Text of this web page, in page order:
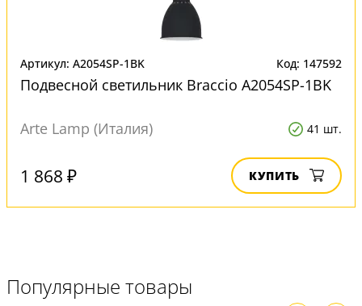
Артикул: A2054SP-1BK Код: 147592
Подвесной светильник Braccio A2054SP-1BK
Arte Lamp (Италия) 41 шт.
1 868 ₽ КУПИТЬ
Популярные товары